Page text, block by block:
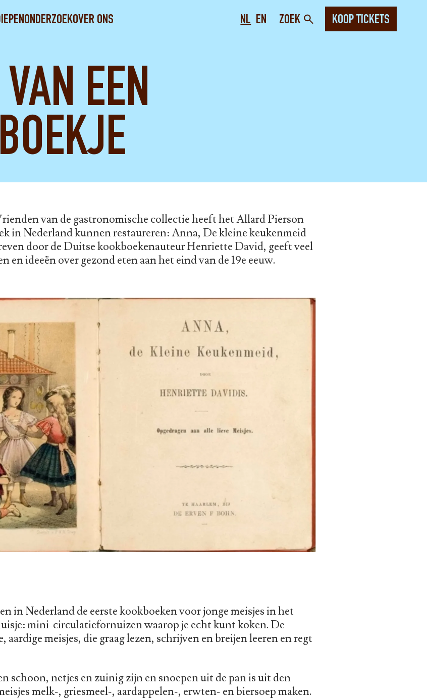
ONDERZOEKOVER ONS NL EN ZOEK KOOP TICKETS
EEN
van de gastronomische collectie heeft het Allard Pierson
in Nederland kunnen restaureren: Anna, De kleine keukenmeid
door de Duitse kookboekenauteur Henriette David, geeft veel
en ideeën over gezond eten aan het eind van de 19e eeuw.
in Nederland de eerste kookboeken voor jonge meisjes in het
mini-circulatiefornuizen waarop je echt kunt koken. De
aardige meisjes, die graag lezen, schrijven en breijen leeren en regt
schoon, netjes en zuinig zijn en snoepen uit de pan is uit den
melk-, griesmeel-, aardappelen-, erwten- en biersoep maken.